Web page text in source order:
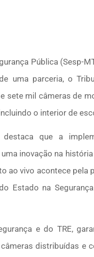
Pública (Sesp-
uma parceria, o
sete mil câmeras de
o interior de
que a
inovação na
ao vivo acontece pela
Estado na
e do TRE,
distribuídas e